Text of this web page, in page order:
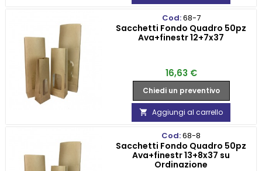
Cod:68-7
Sacchetti Fondo Quadro 50pz
Ava+finestr 12+7x37
Prezzo
16,63 €
Chiedi un preventivo
 Aggiungi al carrello
Cod:68-8
Sacchetti Fondo Quadro 50pz
Ava+finestr 13+8x37 su
Ordinazione